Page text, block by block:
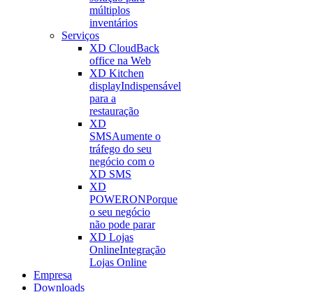
múltiplos
inventários
Serviços
XD CloudBack
office na Web
XD Kitchen
displayIndispensável
para a
restauração
XD
SMSAumente o
tráfego do seu
negócio com o
XD SMS
XD
POWERONPorque
o seu negócio
não pode parar
XD Lojas
OnlineIntegração
Lojas Online
Empresa
Downloads